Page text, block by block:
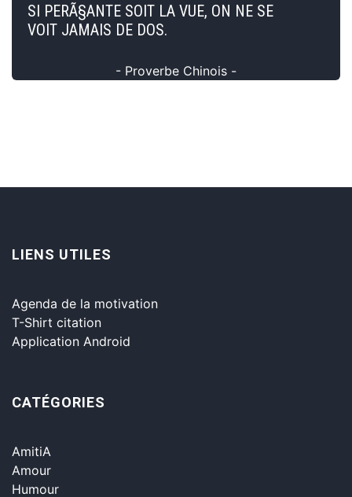
SI PERÃ§ANTE SOIT LA VUE, ON NE SE
VOIT JAMAIS DE DOS.
- Proverbe Chinois -
LIENS UTILES
Agenda de la motivation
T-Shirt citation
Application Android
CATÉGORIES
AmitiA
Amour
Humour